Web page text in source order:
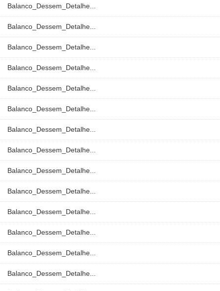
Balanco_Dessem_Detalhe...
Balanco_Dessem_Detalhe...
Balanco_Dessem_Detalhe...
Balanco_Dessem_Detalhe...
Balanco_Dessem_Detalhe...
Balanco_Dessem_Detalhe...
Balanco_Dessem_Detalhe...
Balanco_Dessem_Detalhe...
Balanco_Dessem_Detalhe...
Balanco_Dessem_Detalhe...
Balanco_Dessem_Detalhe...
Balanco_Dessem_Detalhe...
Balanco_Dessem_Detalhe...
Balanco_Dessem_Detalhe...